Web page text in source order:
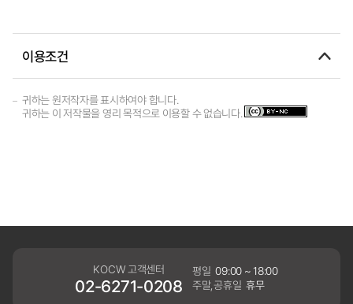
이용조건
귀하는 원저작자를 표시하여야 합니다.
귀하는 이 저작물을 영리 목적으로 이용할 수 없습니다.
KOCW 고객센터
02-6271-0208
평일 09:00 ~ 18:00
주말,공휴일 휴무